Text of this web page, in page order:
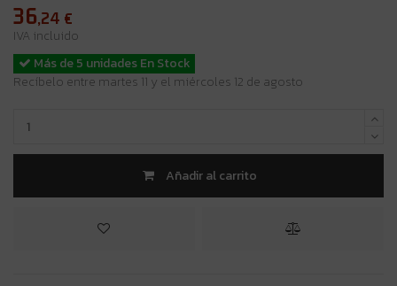
36,24 €
IVA incluido
Más de 5 unidades En Stock
Recíbelo entre martes 11 y el miércoles 12 de agosto
Añadir al carrito